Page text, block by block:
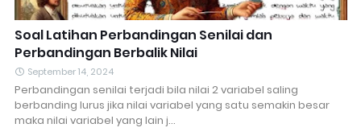
Soal Latihan Perbandingan Senilai dan
Perbandingan Berbalik Nilai
September 14, 2024
Perbandingan senilai terjadi bila nilai 2 variabel saling
berbanding lurus jika nilai variabel yang satu semakin besar
maka nilai variabel yang lain j…